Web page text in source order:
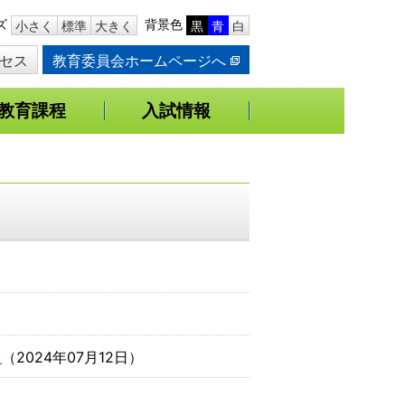
小さく 標準 大きく 背景色 黒 青 白
ス 教育委員会ホームページへ
育課程 入試情報
（2024年07月12日 ）